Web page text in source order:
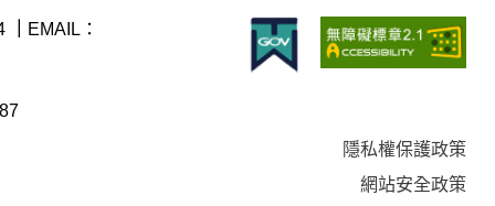
EMAIL：
隱私權保護政策
網站安全政策